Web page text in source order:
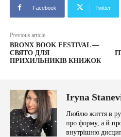
Facebook Twitter
Previous article
BRONX BOOK FESTIVAL —
СВЯТО ДЛЯ
ПРИХИЛЬНИКІВ КНИЖОК
Iryna
Люблю життя в
про форму, а й
внутрішню